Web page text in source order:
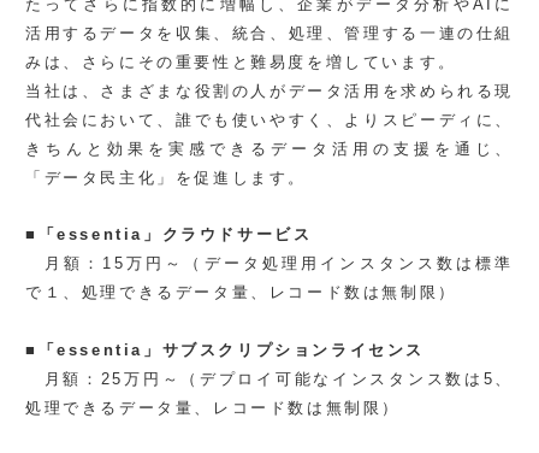
たってさらに指数的に増幅し、企業がデータ分析やAIに
活用するデータを収集、統合、処理、管理する一連の仕組
みは、さらにその重要性と難易度を増しています。
当社は、さまざまな役割の人がデータ活用を求められる現
代社会において、誰でも使いやすく、よりスピーディに、
きちんと効果を実感できるデータ活用の支援を通じ、
「データ民主化」を促進します。
■「essentia」クラウドサービス
月額：15万円～（データ処理用インスタンス数は標準
で１、処理できるデータ量、レコード数は無制限）
■「essentia」サブスクリプションライセンス
月額：25万円～（デプロイ可能なインスタンス数は5、
処理できるデータ量、レコード数は無制限）